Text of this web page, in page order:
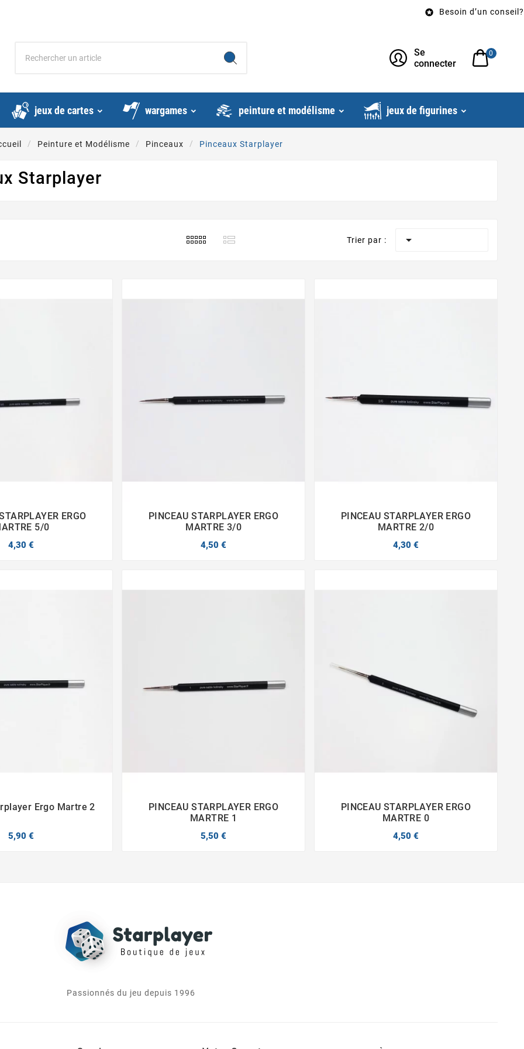
Besoin d’un conseil?
Se
connecter
0
jeux de cartes wargames peinture et modélisme jeux de figurines
Peinture et Modélisme Pinceaux Pinceaux Starplayer
Starplayer
Trier par : 
 
ERGO
5/0
4,30 €
 
PINCEAU STARPLAYER ERGO
MARTRE 3/0
4,50 €
 
PINCEAU STARPLAYER ERGO
MARTRE 2/0
4,30 €
 
Ergo Martre 2
5,90 €
 
PINCEAU STARPLAYER ERGO
MARTRE 1
5,50 €
 
PINCEAU STARPLAYER ERGO
MARTRE 0
4,50 €
Passionnés du jeu depuis 1996